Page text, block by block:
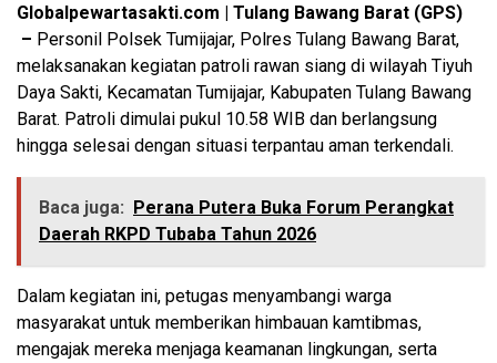
Globalpewartasakti.com | Tulang Bawang Barat (GPS)
– Personil Polsek Tumijajar, Polres Tulang Bawang Barat,
melaksanakan kegiatan patroli rawan siang di wilayah Tiyuh
Daya Sakti, Kecamatan Tumijajar, Kabupaten Tulang Bawang
Barat. Patroli dimulai pukul 10.58 WIB dan berlangsung
hingga selesai dengan situasi terpantau aman terkendali.
Baca juga: Perana Putera Buka Forum Perangkat
Daerah RKPD Tubaba Tahun 2026
Dalam kegiatan ini, petugas menyambangi warga
masyarakat untuk memberikan himbauan kamtibmas,
mengajak mereka menjaga keamanan lingkungan, serta